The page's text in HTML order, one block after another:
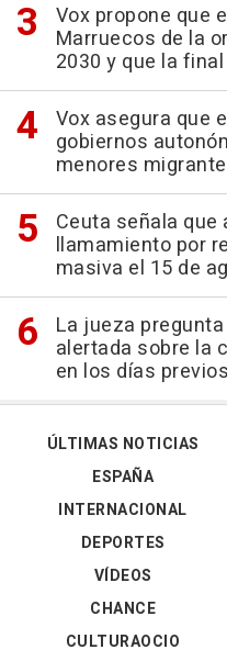
Vox propone que
Marruecos de la
2030 y que la
Vox asegura que
gobiernos
menores
Ceuta señala que
llamamiento por
masiva el 15 de
La jueza
alertada sobre la
en los días previos
ÚLTIMAS NOTICIAS
ESPAÑA
INTERNACIONAL
DEPORTES
VÍDEOS
CHANCE
CULTURAOCIO